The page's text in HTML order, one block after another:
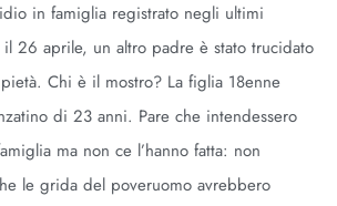
in famiglia registrato negli ultimi
26 aprile, un altro padre è stato trucidato
Chi è il mostro? La figlia 18enne
di 23 anni. Pare che intendessero
ma non ce l’hanno fatta: non
le grida del poveruomo avrebbero